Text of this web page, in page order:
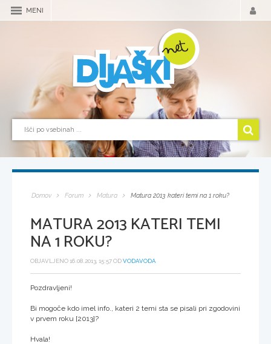
MENI
Domov Forum Matura Matura 2013 kateri temi na 1 roku?
MATURA 2013 KATERI TEMI
NA 1 ROKU?
OBJAVLJENO 16.08.2013, 15:57 ODVODAVODA
Pozdravljeni!
Bi mogoče kdo imel info., kateri 2 temi sta se pisali pri zgodovini
v prvem roku [2013]?
Hvala!